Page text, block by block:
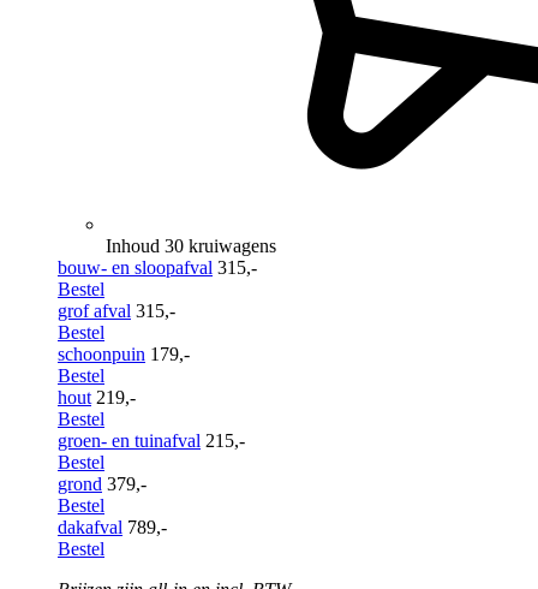
Inhoud 30 kruiwagens
bouw- en sloopafval 315,-
Bestel
grof afval 315,-
Bestel
schoonpuin 179,-
Bestel
hout 219,-
Bestel
groen- en tuinafval 215,-
Bestel
grond 379,-
Bestel
dakafval 789,-
Bestel